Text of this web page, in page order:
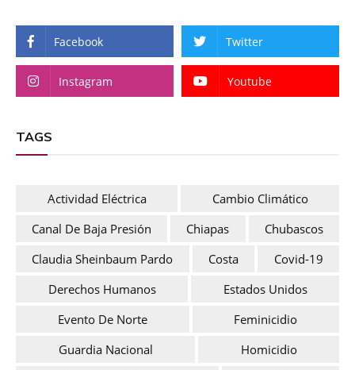
Facebook Twitter
Instagram Youtube
TAGS
Actividad Eléctrica
Cambio Climático
Canal De Baja Presión
Chiapas
Chubascos
Claudia Sheinbaum Pardo
Costa
Covid-19
Derechos Humanos
Estados Unidos
Evento De Norte
Feminicidio
Guardia Nacional
Homicidio